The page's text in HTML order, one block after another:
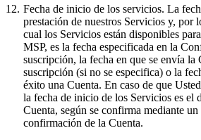
12. Fecha de inicio de los servicios. La
prestación de nuestros Servicios y, por
cual los Servicios están disponibles
MSP, es la fecha especificada en la
suscripción, la fecha en que se envía
suscripción (si no se especifica) o la
éxito una Cuenta. En caso de que
la fecha de inicio de los Servicios es el
Cuenta, según se confirma mediante
confirmación de la Cuenta.